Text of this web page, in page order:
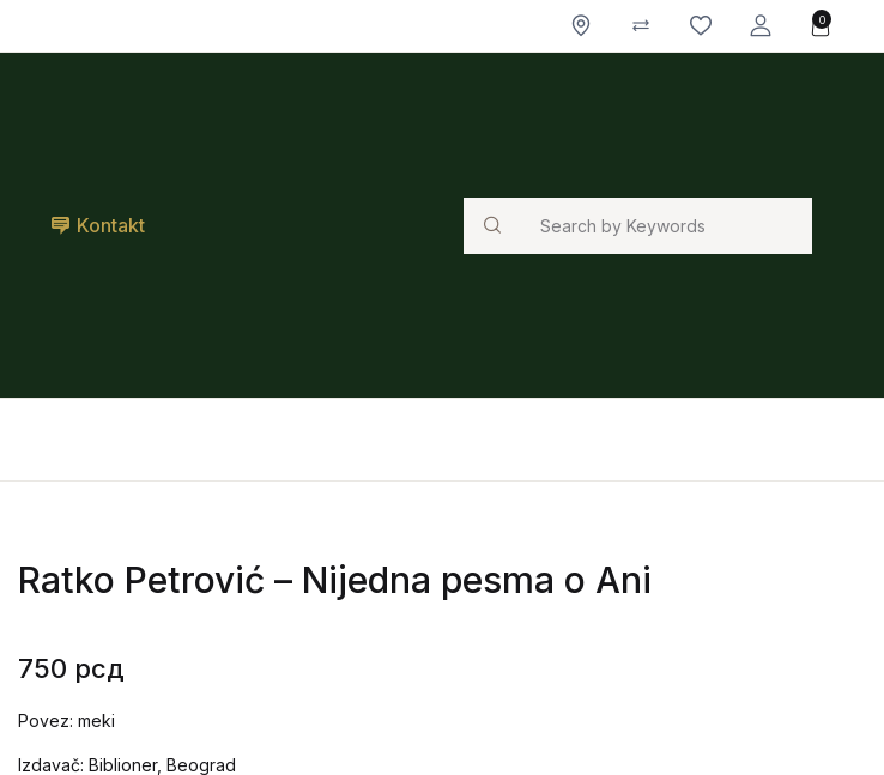
0
Kontakt Search
Ratko Petrović – Nijedna pesma o Ani
750 рсд
Povez: meki
Izdavač: Biblioner, Beograd